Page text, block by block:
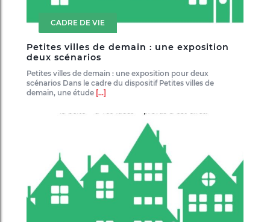
CADRE DE VIE
Petites villes de demain : une exposition
deux scénarios
Petites villes de demain : une exposition pour deux
scénarios Dans le cadre du dispositif Petites villes de
demain, une étude [...]